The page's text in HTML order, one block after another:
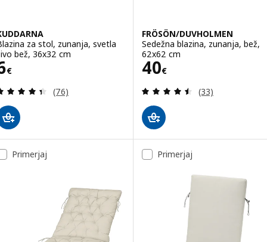
za stol, zunanja, svetla
bež, 36x32 cm
€ 6€
Pregled: 4.4 iz 5 zvezde. Skupno število
(76)
FRÖSÖN/DUVHOLMEN
Sedežna blazina, zunanja, bež,
62x62 cm
40€
Cena 40€
Pregled: 4.5 iz
(33)
Primerjaj Primerjaj